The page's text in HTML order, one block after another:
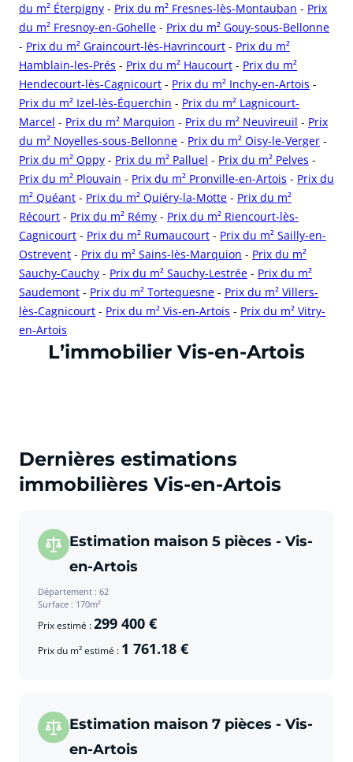
du m² Éterpigny - Prix du m² Fresnes-lès-Montauban - Prix
du m² Fresnoy-en-Gohelle - Prix du m² Gouy-sous-Bellonne
- Prix du m² Graincourt-lès-Havrincourt - Prix du m²
Hamblain-les-Prés - Prix du m² Haucourt - Prix du m²
Hendecourt-lès-Cagnicourt - Prix du m² Inchy-en-Artois -
Prix du m² Izel-lès-Équerchin - Prix du m² Lagnicourt-
Marcel - Prix du m² Marquion - Prix du m² Neuvireuil - Prix
du m² Noyelles-sous-Bellonne - Prix du m² Oisy-le-Verger -
Prix du m² Oppy - Prix du m² Palluel - Prix du m² Pelves -
Prix du m² Plouvain - Prix du m² Pronville-en-Artois - Prix du
m² Quéant - Prix du m² Quiéry-la-Motte - Prix du m²
Récourt - Prix du m² Rémy - Prix du m² Riencourt-lès-
Cagnicourt - Prix du m² Rumaucourt - Prix du m² Sailly-en-
Ostrevent - Prix du m² Sains-lès-Marquion - Prix du m²
Sauchy-Cauchy - Prix du m² Sauchy-Lestrée - Prix du m²
Saudemont - Prix du m² Tortequesne - Prix du m² Villers-
lès-Cagnicourt - Prix du m² Vis-en-Artois - Prix du m² Vitry-
en-Artois
cliquer pour afficher plus du text
L’immobilier Vis-en-Artois
Dernières estimations
immobilières Vis-en-Artois
Estimation maison 5 pièces - Vis-
en-Artois
Département : 62
Surface : 170m²
Prix estimé :299 400 €
Prix du m² estimé : 1 761.18 €
Estimation maison 7 pièces - Vis-
en-Artois